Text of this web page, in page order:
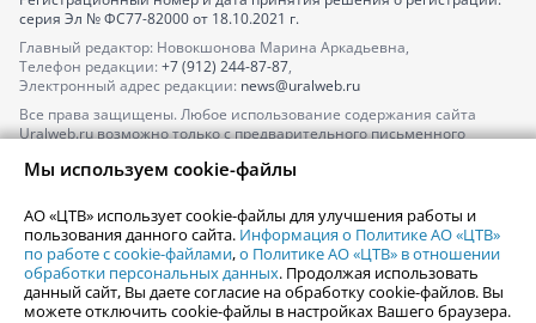
серия Эл № ФС77-82000от 18.10.2021 г.
Главный редактор: Новокшонова Марина Аркадьевна,
Телефон редакции: +7 (912) 244-87-87,
Электронный адрес редакции: news@uralweb.ru
Все права защищены. Любое использование содержания сайта
Uralweb.ru возможно только с предварительного письменного
По вопросам размещения рекламы обращайтесь по тел.
По вопросам размещения информации в разделе «Афиша»
afisha@uralweb.ru
Пользовательское соглашение на использование сайта
Политика АО «ЦТВ» в отношении обработки персональных данных
Мы используем cookie-файлы
АО «ЦТВ» использует cookie-файлы для улучшения работы и
пользования данного сайта. Информация о Политике АО «ЦТВ»
по работе с cookie-файлами,о Политике АО «ЦТВ» в отношении
обработки персональных данных. Продолжая использовать
данный сайт, Вы даете согласие на обработку cookie-файлов. Вы
можете отключить cookie-файлы в настройках Вашего браузера.